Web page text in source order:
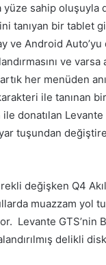
yüze sahip oluşuyla
tanıyan bir tablet
ve Android Auto’yu
ve varsa
her menüden
ile tanınan
donatılan Levante
tuşundan
değişken Q4
muazzam yol
Levante GTS’nin
delikli